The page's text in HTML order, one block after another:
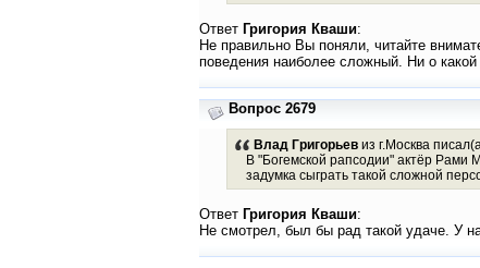
Ответ Григория Кваши:
Не правильно Вы поняли, читайте
поведения наиболее сложный. Ни о
Вопрос 2679
Влад Григорьевиз г.Москва
В "Богемской рапсодии" актёр Рами
задумка сыграть такой сложной
Ответ Григория Кваши:
Не смотрел, был бы рад такой удаче. У